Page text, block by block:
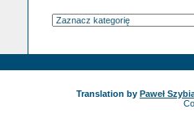
Translation by Paweł